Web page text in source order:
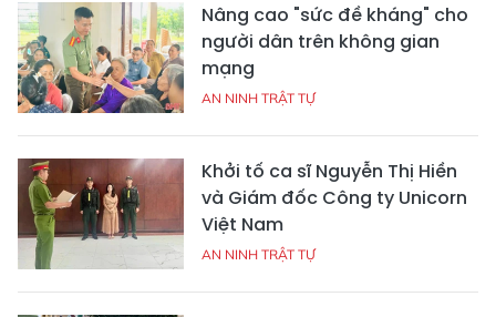
Nâng cao "sức đề kháng" cho
người dân trên không gian
mạng
AN NINH TRẬT TỰ
Khởi tố ca sĩ Nguyễn Thị Hiền
và Giám đốc Công ty Unicorn
Việt Nam
AN NINH TRẬT TỰ